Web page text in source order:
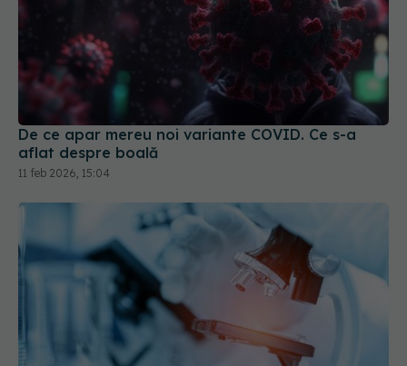
De ce apar mereu noi variante COVID. Ce s-a
aflat despre boală
11 feb 2026, 15:04